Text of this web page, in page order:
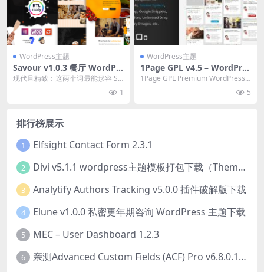
WordPress主题
Savour v1.0.3 餐厅 WordPr
ess 主题下载
现代且精致：这两个词最能形容 Sa
1
WordPress主题
1Page GPL v4.5 – WordPres
s 新闻 / 有趣的链接主题下载
1Page GPL Premium WordPress
5
排行榜展示
1 Elfsight Contact Form 2.3.1
2 Divi v5.1.1 wordpress主题模板打包下载（Theme + Builder+ Extra Theme + Templates + Layouts + PSD）
3 Analytify Authors Tracking v5.0.0 插件破解版下载
4 Elune v1.0.0 私密更年期咨询 WordPress 主题下载
5 MEC – User Dashboard 1.2.3
6 亲测Advanced Custom Fields (ACF) Pro v6.8.0.1 + Advanced Custom Fields: Extended PRO v0.9.2.3 | 网站开发自定义字段插件下载